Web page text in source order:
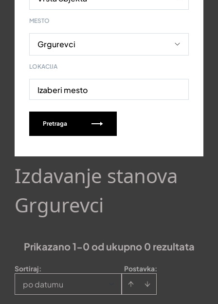
MESTO
LOKACIJA
Izaberi mesto
Pretraga
Izdavanje stanova
Grgurevci
Prikazano 1-0 od ukupno 0 rezultata
Postavka:
Sortiraj:
po datumu